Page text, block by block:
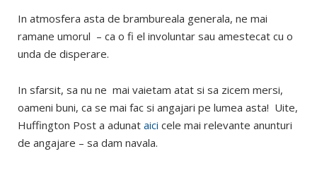
In atmosfera asta de brambureala generala, ne mai
ramane umorul – ca o fi el involuntar sau amestecat cu o
unda de disperare.
In sfarsit, sa nu ne mai vaietam atat si sa zicem mersi,
oameni buni, ca se mai fac si angajari pe lumea asta! Uite,
Huffington Post a adunat aici cele mai relevante anunturi
de angajare – sa dam navala.